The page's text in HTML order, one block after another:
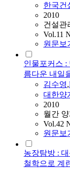
한국건
2010
건설관
Vol.11
원문보
인물포커스 :
름다운 내일
김수영,
대한양
2010
월간 양
Vol.42
원문보
농장탐방 :
철학으로 계